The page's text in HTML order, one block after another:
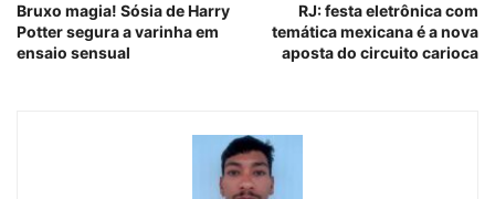
Bruxo magia! Sósia de Harry
Potter segura a varinha em
ensaio sensual
RJ: festa eletrônica com
temática mexicana é a nova
aposta do circuito carioca